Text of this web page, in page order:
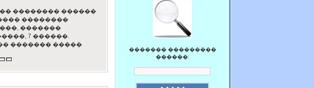
�������� ������
��������
�������
7 ������.
������� �����
������� ���������
������: